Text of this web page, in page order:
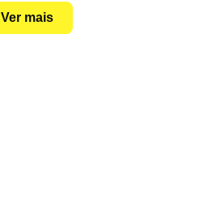
Ver mais